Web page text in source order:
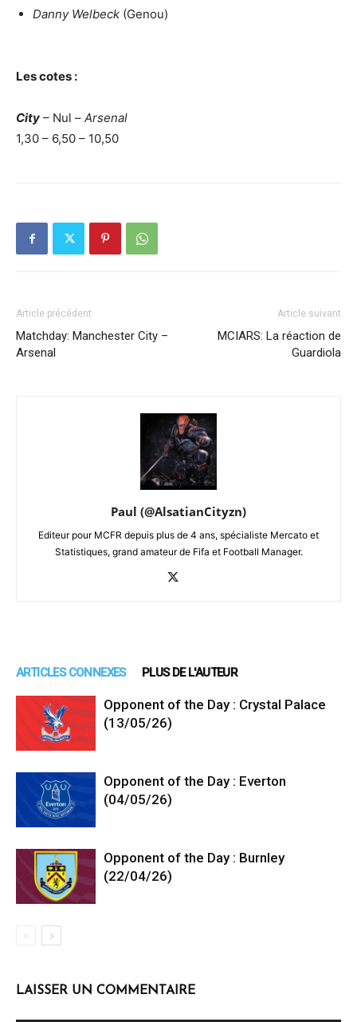
Danny Welbeck (Genou)
Les cotes :
City – Nul – Arsenal
1,30 – 6,50 – 10,50
Article précédent
Matchday: Manchester City –
Arsenal
Article suivant
MCIARS: La réaction de
Guardiola
Paul (@AlsatianCityzn)
Editeur pour MCFR depuis plus de 4 ans, spécialiste Mercato et
Statistiques, grand amateur de Fifa et Football Manager.
ARTICLES CONNEXES PLUS DE L'AUTEUR
Opponent of the Day : Crystal Palace
(13/05/26)
Opponent of the Day : Everton
(04/05/26)
Opponent of the Day : Burnley
(22/04/26)
LAISSER UN COMMENTAIRE